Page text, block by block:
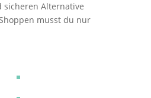
Alternative
musst du nur